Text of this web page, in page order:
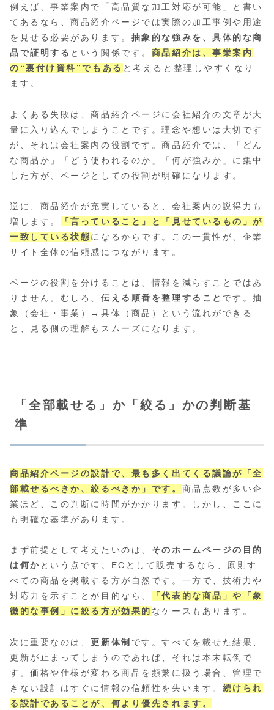
例えば、事業案内で「高品質な加工対応が可能」と書い
てあるなら、商品紹介ページでは実際の加工事例や用途
を見せる必要があります。 抽象的な強みを、具体的な商
品で証明する という関係です。 商品紹介は、事業案内
の“裏付け資料”でもある と考えると整理しやすくなり
ます。
よくある失敗は、商品紹介ページに会社紹介の文章が大
量に入り込んでしまうことです。理念や想いは大切です
が、それは会社案内の役割です。商品紹介では、「どん
な商品か」「どう使われるのか」「何が強みか」に集中
した方が、ページとしての役割が明確になります。
逆に、商品紹介が充実していると、会社案内の説得力も
増します。
「言っていること」と「見せているもの」が
一致している状態になるからです。この一貫性が、企業
サイト全体の信頼感につながります。
ページの役割を分けることは、情報を減らすことではあ
りません。むしろ、伝える順番を整理すること です。抽
象（会社・事業）→具体（商品）という流れができる
と、見る側の理解もスムーズになります。
「全部載せる」か「絞る」かの判断基
準
商品紹介ページの設計で、最も多く出てくる議論が「全
部載せるべきか、絞るべきか」です。 商品点数が多い企
業ほど、この判断に時間がかかります。しかし、ここに
も明確な基準があります。
まず前提として考えたいのは、 そのホームページの目的
は何か という点です。ECとして販売するなら、原則す
べての商品を掲載する方が自然です。一方で、技術力や
対応力を示すことが目的なら、
「代表的な商品」や「象
徴的な事例」に絞る方が効果的 なケースもあります。
次に重要なのは、更新体制 です。すべてを載せた結果、
更新が止まってしまうのであれば、それは本末転倒で
す。価格や仕様が変わる商品を頻繁に扱う場合、管理で
きない設計はすぐに情報の信頼性を失います。 続けられ
る設計であることが、何より優先されます。